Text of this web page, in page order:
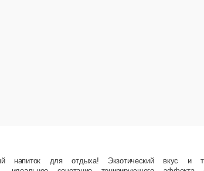
вкус и тонизирующий эффект. В составе: чай зеленый.